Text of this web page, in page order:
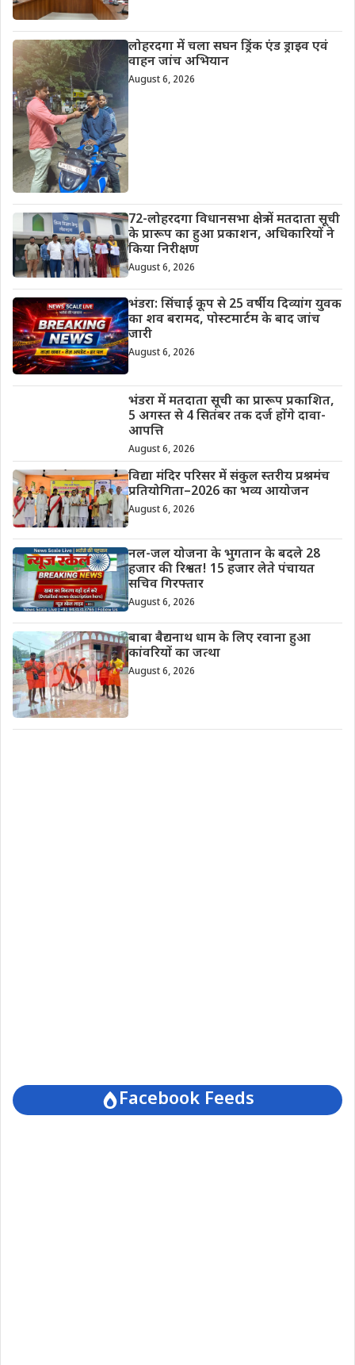
लोहरदगा में चला सघन ड्रिंक एंड ड्राइव एवं
वाहन जांच अभियान
August 6, 2026
72-लोहरदगा विधानसभा क्षेत्र में मतदाता सूची
के प्रारूप का हुआ प्रकाशन, अधिकारियों ने
किया निरीक्षण
August 6, 2026
भंडरा: सिंचाई कूप से 25 वर्षीय दिव्यांग युवक
का शव बरामद, पोस्टमार्टम के बाद जांच
जारी
August 6, 2026
भंडरा में मतदाता सूची का प्रारूप प्रकाशित,
5 अगस्त से 4 सितंबर तक दर्ज होंगे दावा-
आपत्ति
August 6, 2026
विद्या मंदिर परिसर में संकुल स्तरीय प्रश्नमंच
प्रतियोगिता–2026 का भव्य आयोजन
August 6, 2026
नल-जल योजना के भुगतान के बदले 28
हजार की रिश्वत! 15 हजार लेते पंचायत
सचिव गिरफ्तार
August 6, 2026
बाबा बैद्यनाथ धाम के लिए रवाना हुआ
कांवरियों का जत्था
August 6, 2026
Facebook Feeds